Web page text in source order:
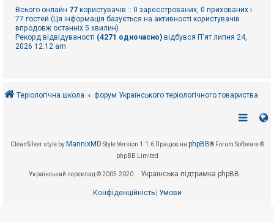
Всього онлайн 77 користувачів :: 0 зареєстрованих, 0 прихованих і
77 гостей (Ця інформація базується на активності користувачів
впродовж останніх 5 хвилин)
Рекорд відвідуваності (4271 одночасно) відбувся П'ят липня 24,
2026 12:12 am
Теріологічна школа форум Українського теріологічного товариства
CleanSilver style by MannixMD Style Version 1.1.6 Працює на phpBB® Forum Software ©
phpBB Limited
Український переклад © 2005-2020 Українська підтримка phpBB
Конфіденційність| Умови